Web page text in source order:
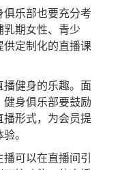
乐部也要充分考
期女性、青少
定制化的直播课
健身的乐趣。面
身俱乐部要鼓励
形式，为会员提
。
可以在直播间引